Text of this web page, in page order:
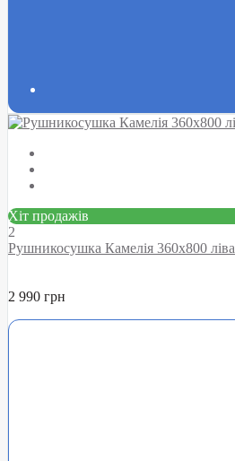
Хіт продажів
2
Рушникосушка Камелія 360х800 ліва
2 990 грн